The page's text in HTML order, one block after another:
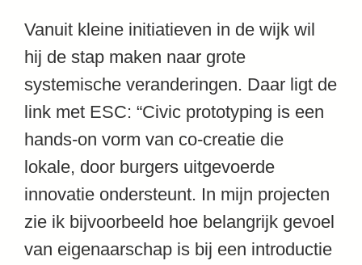
Vanuit kleine initiatieven in de wijk wil
hij de stap maken naar grote
systemische veranderingen. Daar ligt de
link met ESC: “Civic prototyping is een
hands-on vorm van co-creatie die
lokale, door burgers uitgevoerde
innovatie ondersteunt. In mijn projecten
zie ik bijvoorbeeld hoe belangrijk gevoel
van eigenaarschap is bij een introductie